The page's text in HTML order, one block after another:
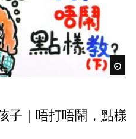
子｜唔打唔鬧，點樣